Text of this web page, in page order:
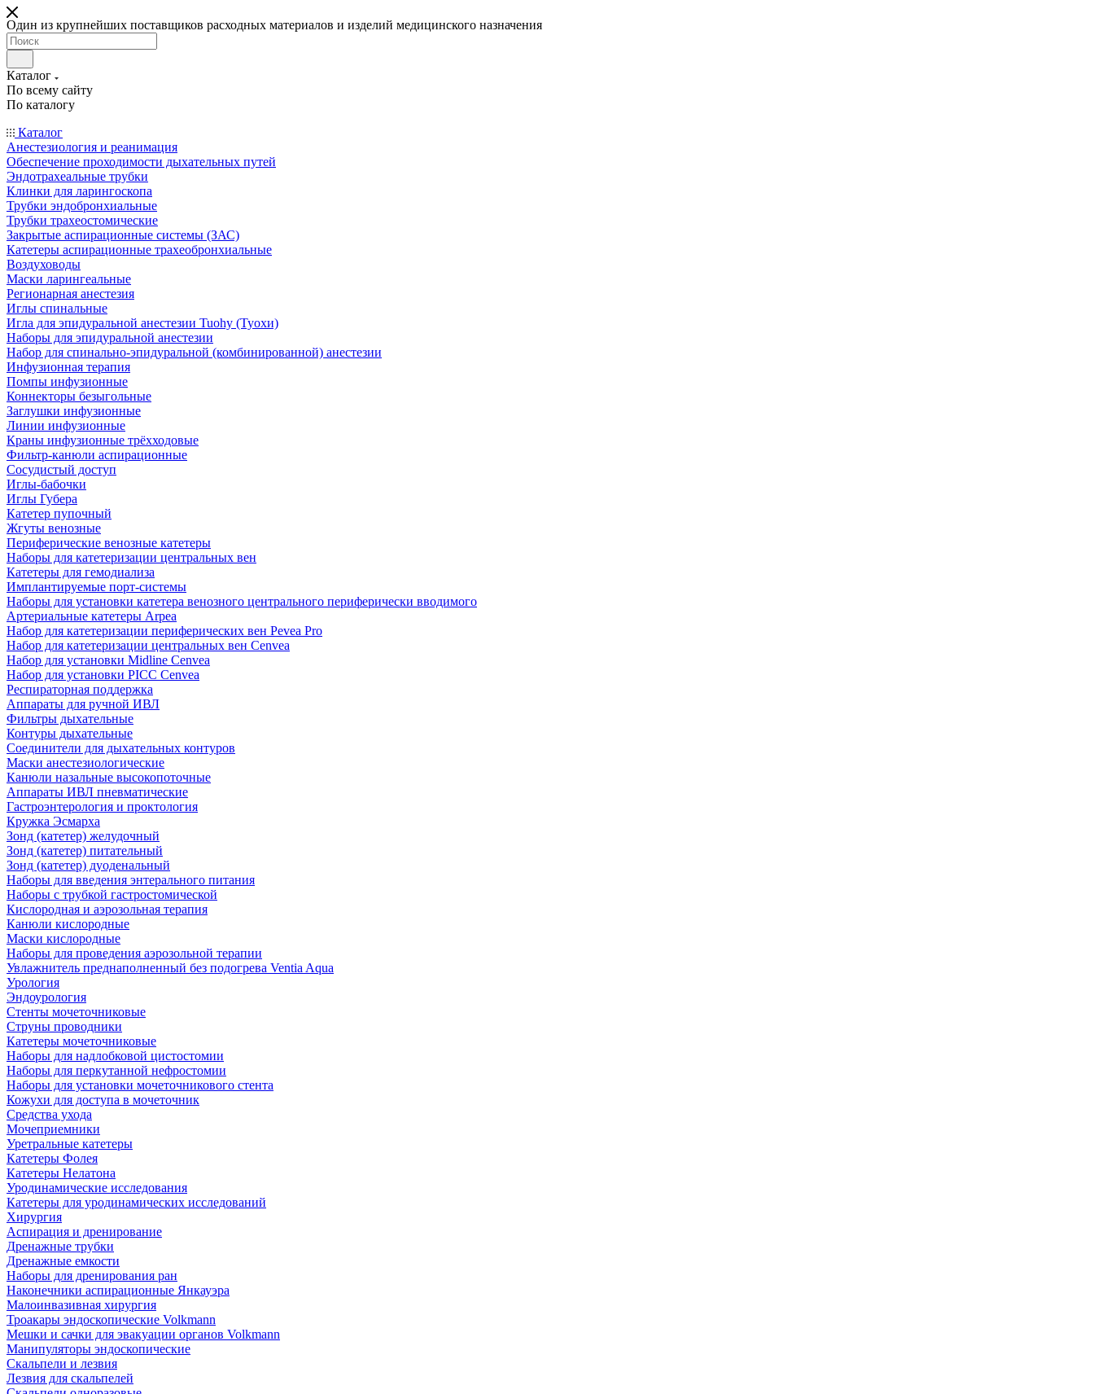
Один из крупнейших поставщиков расходных материалов и изделий медицинского назначения
Каталог
По всему сайту
По каталогу
Каталог
Анестезиология и реанимация
Обеспечение проходимости дыхательных путей
Эндотрахеальные трубки
Клинки для ларингоскопа
Трубки эндобронхиальные
Трубки трахеостомические
Закрытые аспирационные системы (ЗАС)
Катетеры аспирационные трахеобронхиальные
Воздуховоды
Маски ларингеальные
Регионарная анестезия
Иглы спинальные
Игла для эпидуральной анестезии Tuohy (Туохи)
Наборы для эпидуральной анестезии
Набор для спинально-эпидуральной (комбинированной) анестезии
Инфузионная терапия
Помпы инфузионные
Коннекторы безыгольные
Заглушки инфузионные
Линии инфузионные
Краны инфузионные трёхходовые
Фильтр-канюли аспирационные
Сосудистый доступ
Иглы-бабочки
Иглы Губера
Катетер пупочный
Жгуты венозные
Периферические венозные катетеры
Наборы для катетеризации центральных вен
Катетеры для гемодиализа
Имплантируемые порт‑системы
Наборы для установки катетера венозного центрального периферически вводимого
Артериальные катетеры Arpea
Набор для катетеризации периферических вен Pevea Pro
Набор для катетеризации центральных вен Cenvea
Набор для установки Midline Cenvea
Набор для установки PICC Cenvea
Респираторная поддержка
Аппараты для ручной ИВЛ
Фильтры дыхательные
Контуры дыхательные
Соединители для дыхательных контуров
Маски анестезиологические
Канюли назальные высокопоточные
Аппараты ИВЛ пневматические
Гастроэнтерология и проктология
Кружка Эсмарха
Зонд (катетер) желудочный
Зонд (катетер) питательный
Зонд (катетер) дуоденальный
Наборы для введения энтерального питания
Наборы с трубкой гастростомической
Кислородная и аэрозольная терапия
Канюли кислородные
Маски кислородные
Наборы для проведения аэрозольной терапии
Увлажнитель преднаполненный без подогрева Ventia Aqua
Урология
Эндоурология
Стенты мочеточниковые
Струны проводники
Катетеры мочеточниковые
Наборы для надлобковой цистостомии
Наборы для перкутанной нефростомии
Наборы для установки мочеточникового стента
Кожухи для доступа в мочеточник
Средства ухода
Мочеприемники
Уретральные катетеры
Катетеры Фолея
Катетеры Нелатона
Уродинамические исследования
Катетеры для уродинамических исследований
Хирургия
Аспирация и дренирование
Дренажные трубки
Дренажные емкости
Наборы для дренирования ран
Наконечники аспирационные Янкауэра
Малоинвазивная хирургия
Троакары эндоскопические Volkmann
Мешки и сачки для эвакуации органов Volkmann
Манипуляторы эндоскопические
Скальпели и лезвия
Лезвия для скальпелей